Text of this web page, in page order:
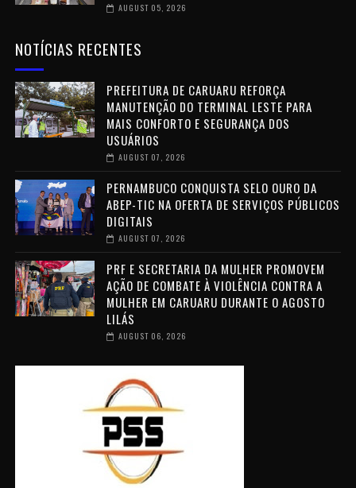
AUGUST 05, 2026
NOTÍCIAS RECENTES
PREFEITURA DE CARUARU REFORÇA
MANUTENÇÃO DO TERMINAL LESTE PARA
MAIS CONFORTO E SEGURANÇA DOS
USUÁRIOS
AUGUST 07, 2026
PERNAMBUCO CONQUISTA SELO OURO DA
ABEP-TIC NA OFERTA DE SERVIÇOS PÚBLICOS
DIGITAIS
AUGUST 07, 2026
PRF E SECRETARIA DA MULHER PROMOVEM
AÇÃO DE COMBATE À VIOLÊNCIA CONTRA A
MULHER EM CARUARU DURANTE O AGOSTO
LILÁS
AUGUST 06, 2026